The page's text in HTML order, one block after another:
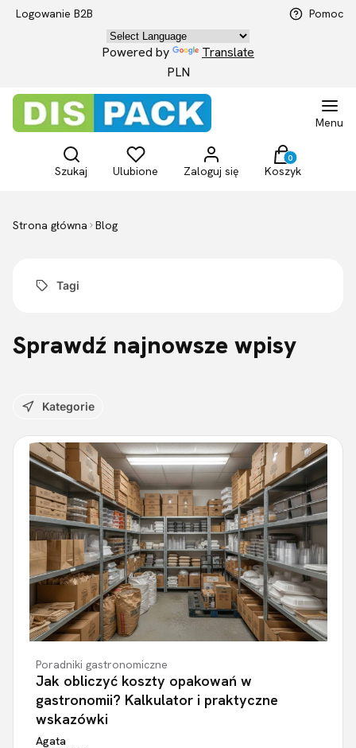
Logowanie B2B Pomoc
Powered by
Translate
PLN
Menu
Otwórz wyszukiwarkę
Szukaj
Ulubione Zaloguj się
Produkty w
Koszyk
Strona główna Blog
Tagi
Sprawdź najnowsze wpisy
Kategorie
Poradniki gastronomiczne
Jak obliczyć koszty opakowań w
gastronomii? Kalkulator i praktyczne
wskazówki
Agata